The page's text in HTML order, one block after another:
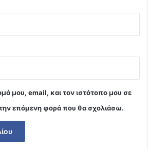
μου, email, και τον ιστότοπο μου σε
επόμενη φορά που θα σχολιάσω.